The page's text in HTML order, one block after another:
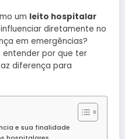
um leito hospitalar
diretamente no
em emergências?
entender por que ter
diferença para
e sua finalidade